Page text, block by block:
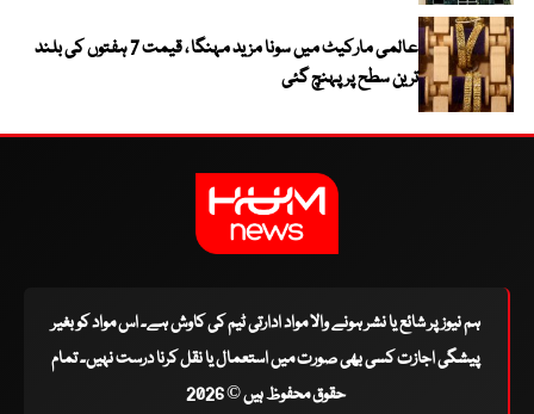
عالمی مارکیٹ میں سونا مزید مہنگا ، قیمت 7 ہفتوں کی بلند
ترین سطح پر پہنچ گئی
ہم نیوز پر شائع یا نشر ہونے والا مواد ادارتی ٹیم کی کاوش ہے۔ اس مواد کو بغیر
پیشگی اجازت کسی بھی صورت میں استعمال یا نقل کرنا درست نہیں۔ تمام
حقوق محفوظ ہیں © 2026